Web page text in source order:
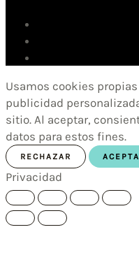
Usamos cookies
publicidad
sitio. Al aceptar,
datos para estos fines.
RECHAZAR
Privacidad